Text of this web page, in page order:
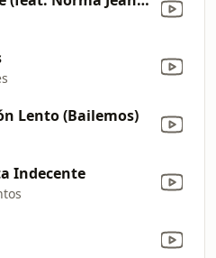
Lento (Bailemos)
Indecente